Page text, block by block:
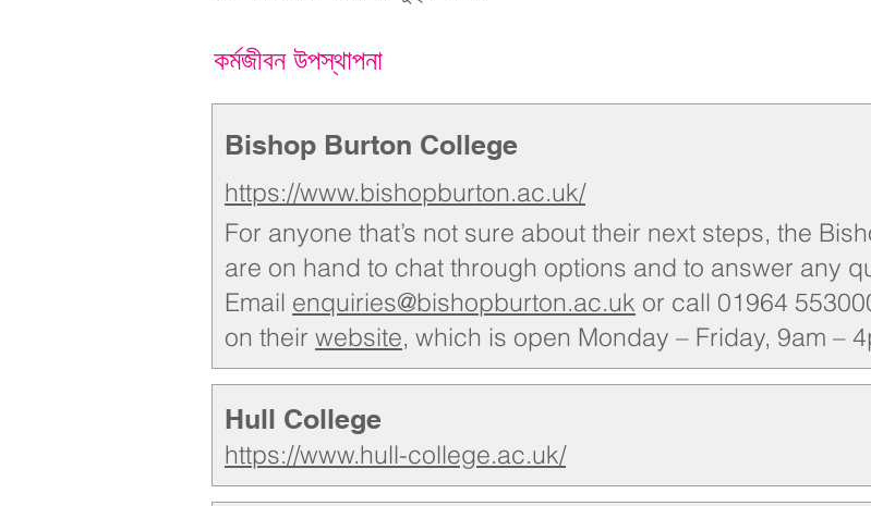
কর্মজীবন উপস্থাপনা
Bishop Burton College
https://www.bishopburton.ac.uk/
For anyone that’s not sure about their next steps, the
are on hand to chat through options and to answer any
Email enquiries@bishopburton.ac.uk or call 01964
on their website, which is open Monday – Friday, 9am –
Hull College
https://www.hull-college.ac.uk/